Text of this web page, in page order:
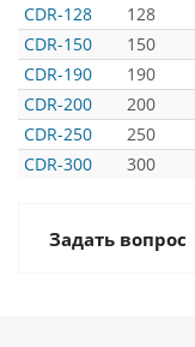
CDR-128
128
CDR-150
150
CDR-190
190
CDR-200
200
CDR-250
250
CDR-300
300
Задать вопрос